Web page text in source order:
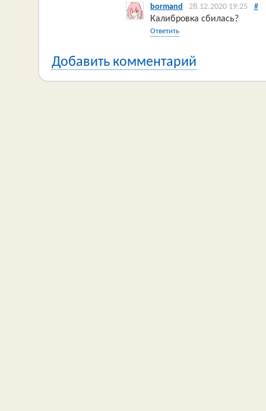
bormand 28.12.2020 19:25 #
Калибровка сбилась?
Ответить
Добавить комментарий